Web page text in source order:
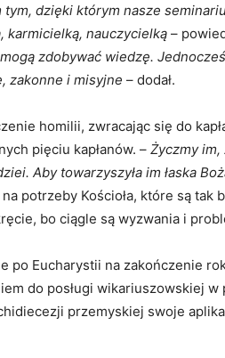
tym, dzięki którym nasze
karmicielką, nauczycielką –
zdobywać wiedzę.
zakonne i misyjne – dodał.
homilii, zwracając się do
pięciu kapłanów. – Życzmy
Aby towarzyszyła im łaska
potrzeby Kościoła, które są
bo ciągle są wyzwania i
po Eucharystii na zakończenie
do posługi wikariuszowskiej
przemyskiej swoje